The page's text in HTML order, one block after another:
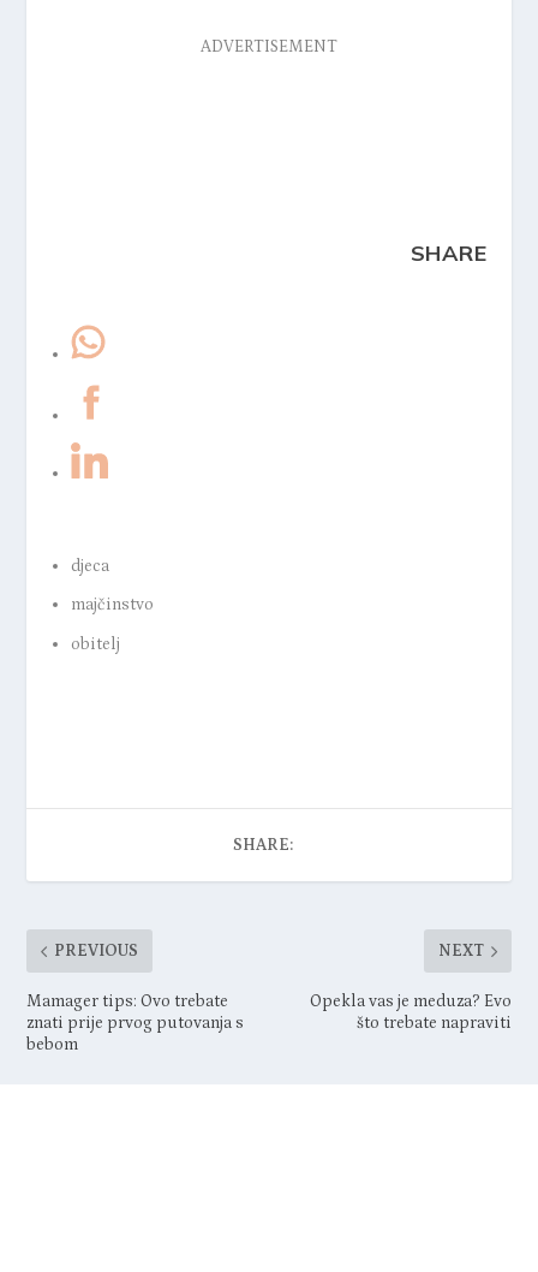
ADVERTISEMENT
SHARE
djeca
majčinstvo
obitelj
SHARE:
PREVIOUS
Mamager tips: Ovo trebate
znati prije prvog putovanja s
bebom
NEXT
Opekla vas je meduza? Evo
što trebate napraviti